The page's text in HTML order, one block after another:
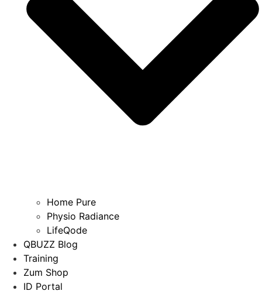
Home Pure
Physio Radiance
LifeQode
QBUZZ Blog
Training
Zum Shop
ID Portal